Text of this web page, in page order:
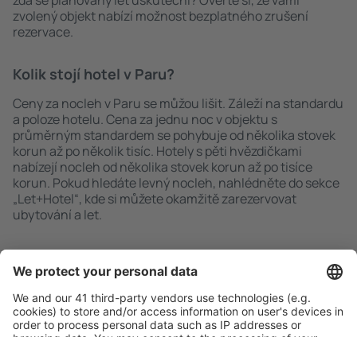
zvolený objekt nabízí možnost bezplatného zrušení
rezervace.
Kolik stojí hotel v Paru?
Ceny za nocleh v Paru se můžou lišit. Záleží na standardu
a poloze hotelu. Cena za jednu noc v objektu s
průměrným standardem se pohybuje od několika stovek
korun až po několik tisíc. Hotely s pěti hvězdičkami
nabízejí nocleh od několika stovek korun až po tisíce
korun. Pokud hledáte levný nocleh, nahlédněte do sekce
„Let+Hotel“, kde si můžete okamžitě zarezervovat
ubytování a let.
Rychlé a snadné vyhledávání
Nabídka dle vašich očekávání.